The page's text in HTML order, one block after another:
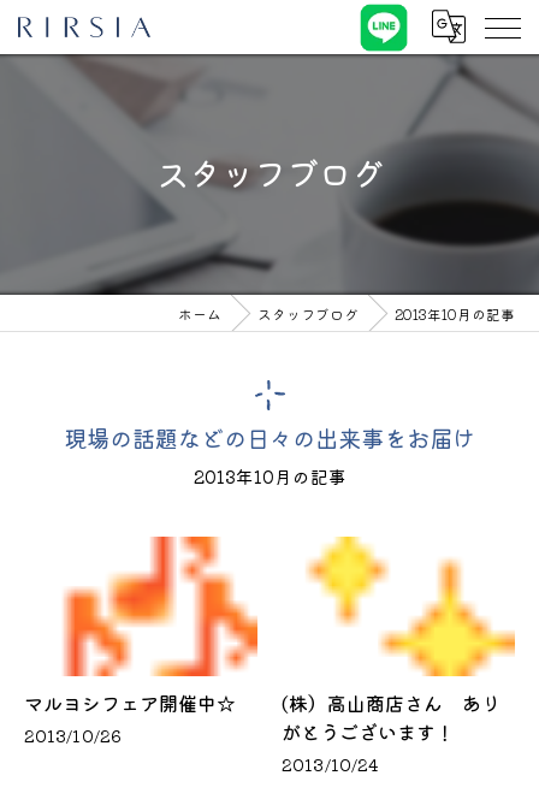
スタッフブログ
ホーム スタッフブログ 2013年10月の記事
現場の話題などの日々の出来事をお届け
2013年10月の記事
マルヨシフェア開催中☆
2013/10/26
(株）高山商店さん あり
がとうございます！
2013/10/24